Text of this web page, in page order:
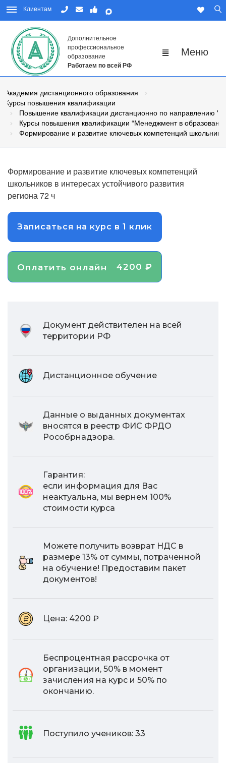
Клиентам
Дополнительное
профессиональное
образование
Работаем по всей РФ
Академия дистанционного образования
Курсы повышения квалификации
Повышение квалификации дистанционно по направлению
Курсы повышения квалификации “Менеджмент в
Формирование и развитие ключевых компетенций
Формирование и развитие ключевых компетенций
школьников в интересах устойчивого развития
региона 72 ч
Записаться на курс в 1 клик
Оплатить онлайн 4200 ₽
Документ действителен на всей
территории РФ
Дистанционное обучение
Данные о выданных документах
вносятся в реестр ФИС ФРДО
Рособрнадзора.
Гарантия:
если информация для Вас
неактуальна, мы вернем 100%
стоимости курса
Можете получить возврат НДС в
размере 13% от суммы, потраченной
на обучение! Предоставим пакет
документов!
Цена: 4200 ₽
Беспроцентная рассрочка от
организации, 50% в момент
зачисления на курс и 50% по
окончанию.
Поступило учеников: 33